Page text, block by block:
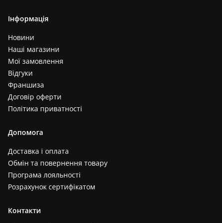
Інформація
Новини
Наші магазини
Мої замовлення
Відгуки
Франшиза
Договір оферти
Політика приватності
Допомога
Доставка і оплата
Обмін та повернення товару
Програма лояльності
Розрахунок сертифікатом
Контакти